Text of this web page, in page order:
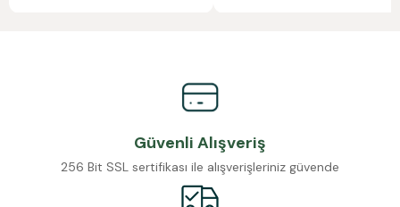
Güvenli Alışveriş
256 Bit SSL sertifikası ile alışverişleriniz güvende